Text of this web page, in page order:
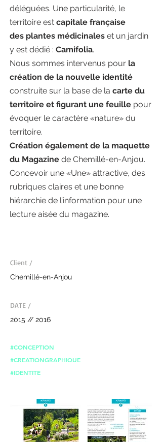
déléguées. Une particularité, le
territoire est capitale française
des plantes médicinales et un jardin
y est dédié : Camifolia.
Nous sommes intervenus pour la
création de la nouvelle identité
construite sur la base de la carte du
territoire et figurant une feuille pour
évoquer le caractère «nature» du
territoire.
Création également de la maquette
du Magazine de Chemillé-en-Anjou.
Concevoir une «Une» attractive, des
rubriques claires et une bonne
hiérarchie de l’information pour une
lecture aisée du magazine.
Client /
Chemillé-en-Anjou
DATE /
2015 // 2016
#CONCEPTION
#CREATIONGRAPHIQUE
#IDENTITE